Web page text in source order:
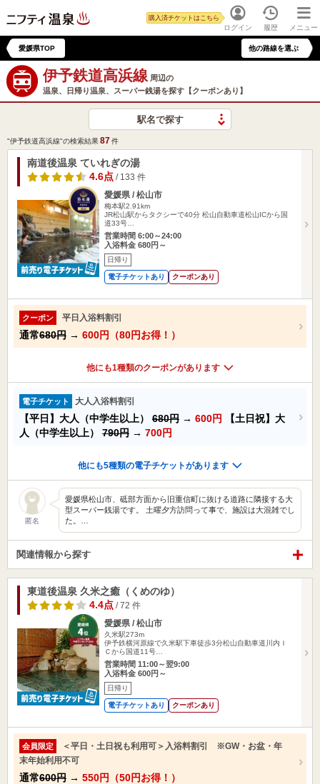
ログイン
購入済チケットはこちら
履歴 メニュー
愛媛県TOP 他の路線を選ぶ
伊予鉄道高浜線 周辺の
温泉、日帰り温泉、スーパー銭湯を探す【クーポンあり】
駅名で探す
"伊予鉄道高浜線"の検索結果87件
南道後温泉 ていれぎの湯
4.6点 / 133 件
愛媛県 / 松山市
梅本駅2.91km
JR松山駅からタクシーで40分 松山自動車道松山ICから国
道33号…
営業時間 6:00～24:00
入浴料金 680円～
日帰り
電子チケットあり クーポンあり
クーポン 平日入浴料割引
通常680円 → 600円（80円お得！）
他にも1種類のクーポンがあります
電子チケット 大人入浴料割引
【平日】大人（中学生以上） 680円 → 600円
【土日祝】大
人（中学生以上） 790円 → 700円
他にも5種類の電子チケットがあります
匿名
愛媛県松山市、砥部方面から旧重信町に抜ける道路に隣接する大
型スーパー銭湯です。 土曜夕方訪問って事で、施設は大混雑でし
た。…
関連情報から探す
東道後温泉 久米之癒（くめのゆ）
4.4点 / 72 件
愛媛県 / 松山市
久米駅273m
伊予鉄横河原線で久米駅下車徒歩3分松山自動車道川内Ｉ
Ｃから国道11号…
営業時間 11:00～翌9:00
入浴料金 600円～
日帰り
電子チケットあり クーポンあり
会員限定
＜平日・土日祝も利用可＞入浴料割引 ※GW・お盆・年
末年始利用不可
通常600円 → 550円（50円お得！）